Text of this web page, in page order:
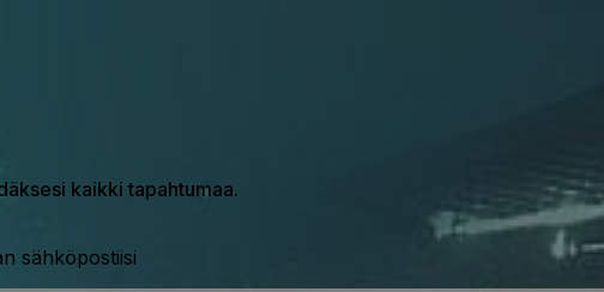
kaikki tapahtumaa.
sähköpostiisi